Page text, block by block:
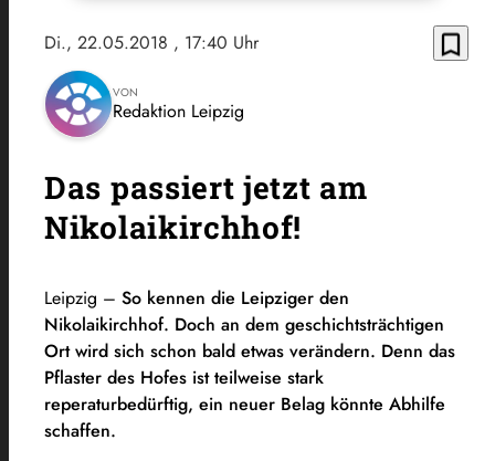
Di., 22.05.2018 , 17:40 Uhr bookmark_border
VON
Redaktion Leipzig
Das passiert jetzt am
Nikolaikirchhof!
Leipzig – So kennen die Leipziger den
Nikolaikirchhof. Doch an dem geschichtsträchtigen
Ort wird sich schon bald etwas verändern. Denn das
Pflaster des Hofes ist teilweise stark
reperaturbedürftig, ein neuer Belag könnte Abhilfe
schaffen.